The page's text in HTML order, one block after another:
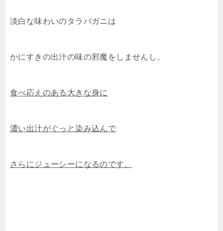
淡白な味わいのタラバガニは
かにすきの出汁の味の邪魔をしませんし、
食べ応えのある大きな身に
濃い出汁がぐっと染み込んで
さらにジューシーになるのです。